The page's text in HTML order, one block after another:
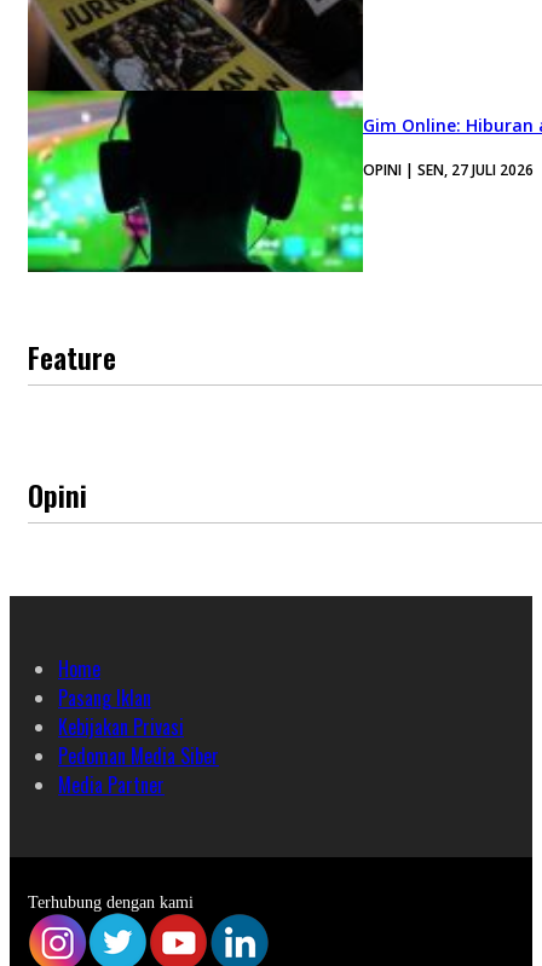
Gim Online:
OPINI | SEN, 27 JULI 2026
Feature
Opini
Home
Pasang Iklan
Kebijakan Privasi
Pedoman Media Siber
Media Partner
Terhubung dengan kami